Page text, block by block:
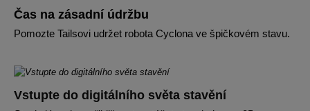
Čas na zásadní údržbu
Pomozte Tailsovi udržet robota Cyclona ve špičkovém stavu.
Vstupte do digitálního světa stavění